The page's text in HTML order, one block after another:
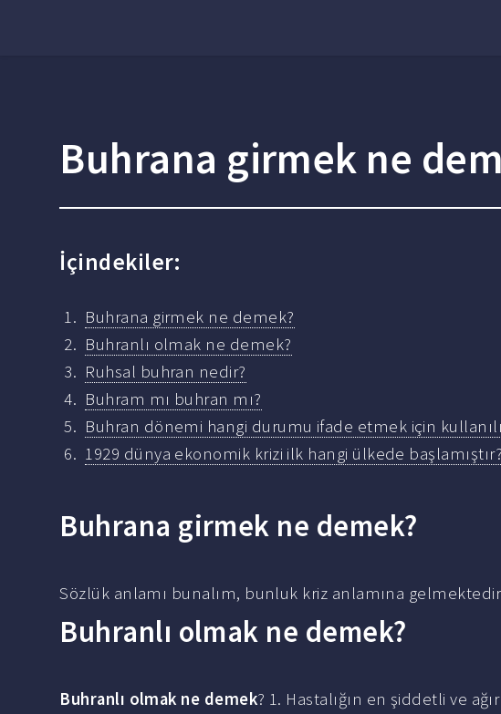
Buhrana girmek ne
İçindekiler:
Buhrana girmek ne demek?
Buhranlı olmak ne demek?
Ruhsal buhran nedir?
Buhram mı buhran mı?
Buhran dönemi hangi durumu ifade etmek için
1929 dünya ekonomik krizi ilk hangi ülkede başlamıştır?
Buhrana girmek ne demek?
Sözlük anlamı bunalım, bunluk kriz anlamına
Buhranlı olmak ne demek?
Buhranlı olmak ne demek? 1. Hastalığın en şiddetli ve